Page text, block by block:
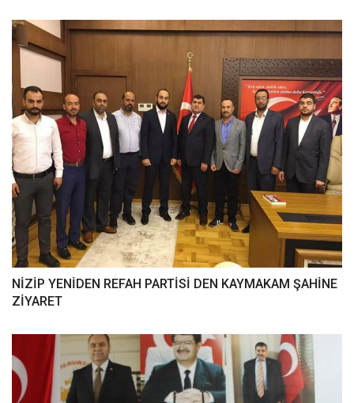
NİZİP YENİDEN REFAH PARTİSİ DEN KAYMAKAM ŞAHİNE
ZİYARET